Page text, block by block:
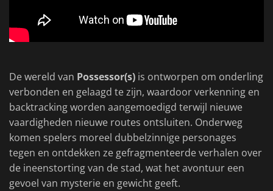
De wereld van Possessor(s) is ontworpen om onderling
verbonden en gelaagd te zijn, waardoor verkenning en
backtracking worden aangemoedigd terwijl nieuwe
vaardigheden nieuwe routes ontsluiten. Onderweg
komen spelers moreel dubbelzinnige personages
tegen en ontdekken ze gefragmenteerde verhalen over
de ineenstorting van de stad, wat het avontuur een
gevoel van mysterie en gewicht geeft.